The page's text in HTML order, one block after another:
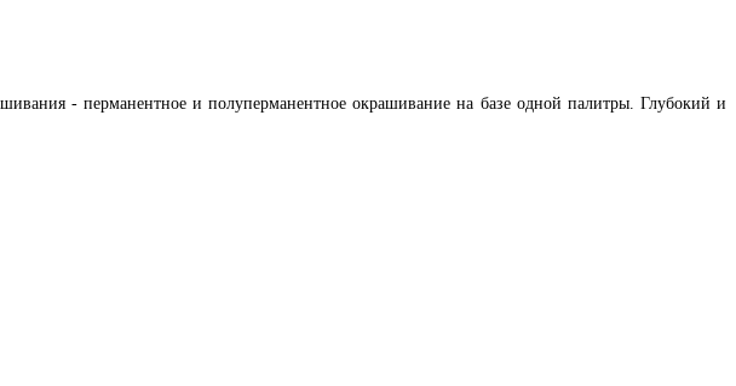
- перманентное и полуперманентное окрашивание на базе одной палитры. Глубокий и